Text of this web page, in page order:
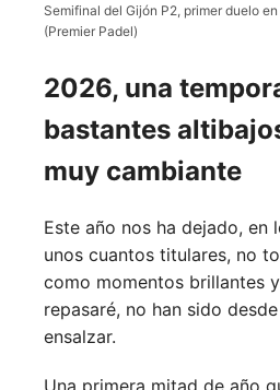
Semifinal del Gijón P2, primer duelo
(Premier Padel)
2026, una
bastantes
muy cambiante
Este año nos ha dejado, en
unos cuantos titulares, no
como momentos brillantes
repasaré, no han sido
ensalzar.